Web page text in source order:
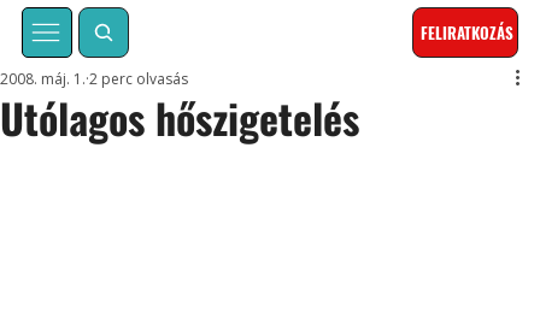
FELIRATKOZÁS
Utólagos hőszigetelés
2008. máj. 1. 2 perc olvasás